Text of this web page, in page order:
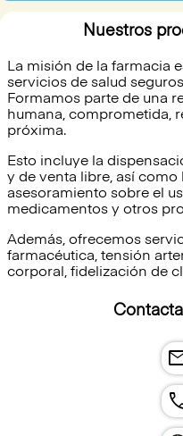
Nuestros
La misión de la farmacia
servicios de salud
Formamos parte de una
humana, comprometida,
próxima.
Esto incluye la
y de venta libre, así
asesoramiento sobre el
medicamentos y otros
Además, ofrecemos
farmacéutica, tensión
corporal, fidelización de